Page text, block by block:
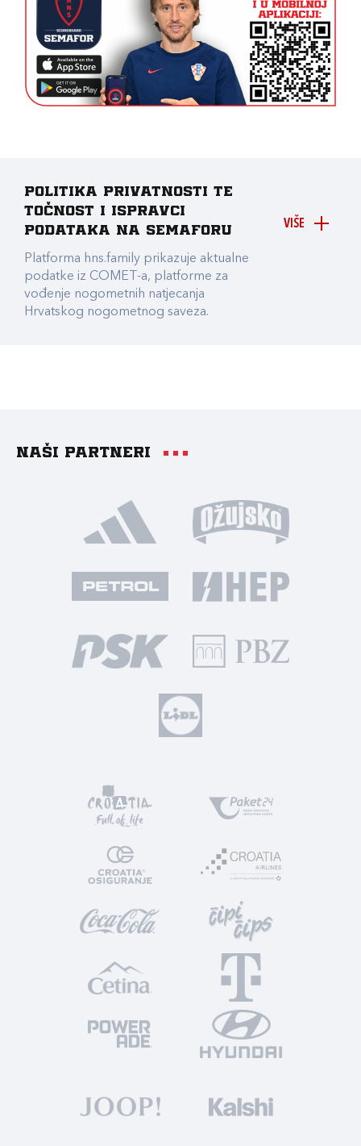
VIŠE
Politika privatnosti te
točnost i ispravci
podataka na Semaforu
Platforma hns.family prikazuje aktualne
podatke iz COMET-a, platforme za
vođenje nogometnih natjecanja
Hrvatskog nogometnog saveza.
Naši partneri